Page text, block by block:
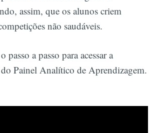
assim, que os alunos criem
não saudáveis.
passo a passo para acessar a
Painel Analítico de Aprendizagem.